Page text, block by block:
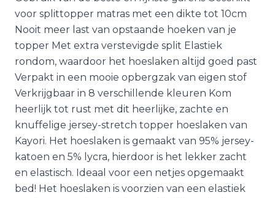
voor splittopper matras met een dikte tot 10cm
Nooit meer last van opstaande hoeken van je
topper Met extra verstevigde split Elastiek
rondom, waardoor het hoeslaken altijd goed past
Verpakt in een mooie opbergzak van eigen stof
Verkrijgbaar in 8 verschillende kleuren Kom
heerlijk tot rust met dit heerlijke, zachte en
knuffelige jersey-stretch topper hoeslaken van
Kayori. Het hoeslaken is gemaakt van 95% jersey-
katoen en 5% lycra, hierdoor is het lekker zacht
en elastisch. Ideaal voor een netjes opgemaakt
bed! Het hoeslaken is voorzien van een elastiek